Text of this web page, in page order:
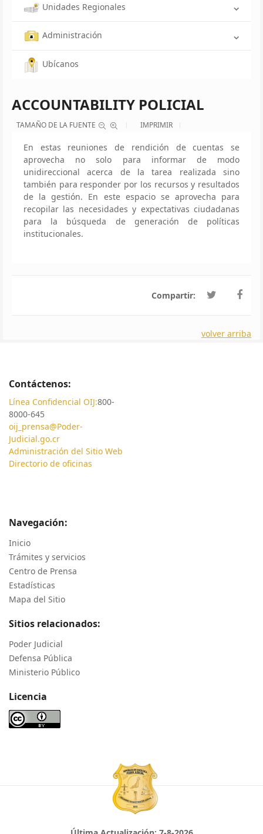
Unidades Regionales
Administración
Ubícanos
ACCOUNTABILITY POLICIAL
TAMAÑO DE LA FUENTE IMPRIMIR
En estas reuniones de rendición de cuentas se
aprovecha no solo para informar de modo
unidireccional acerca de la tarea realizada sino
también para responder por los recursos y resultados
de la gestión. En este espacio se aprovecha para
recopilar las necesidades y expectativas ciudadanas
para la búsqueda de generación de políticas
institucionales.
Compartir:
volver arriba
Contáctenos:
Línea Confidencial OIJ:800-
8000-645
oij_prensa@Poder-
Judicial.go.cr
Administración del Sitio Web
Directorio de oficinas
Navegación:
Inicio
Trámites y servicios
Centro de Prensa
Estadísticas
Mapa del Sitio
Sitios relacionados:
Poder Judicial
Defensa Pública
Ministerio Público
Licencia